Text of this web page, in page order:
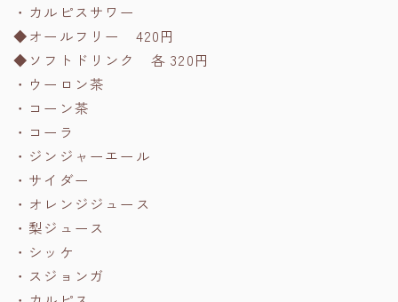
・カルピスサワー
◆オールフリー 420円
◆ソフトドリンク 各 320円
・ウーロン茶
・コーン茶
・コーラ
・ジンジャーエール
・サイダー
・オレンジジュース
・梨ジュース
・シッケ
・スジョンガ